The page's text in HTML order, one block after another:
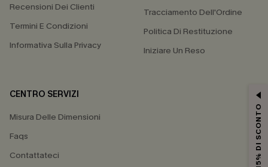
Recensioni Dei Clienti
Termini E Condizioni
Informativa Sulla Privacy
Tracciamento Dell'Ordine
Politica Di Restituzione
Iniziare Un Reso
CENTRO SERVIZI
Misura Delle Dimensioni
Faqs
Contattateci
15% DI SCONTO